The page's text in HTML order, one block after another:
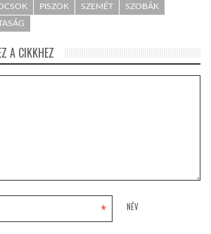
PISZOK SZEMÉT
SZOBÁK
A CIKKHEZ
NÉV
*